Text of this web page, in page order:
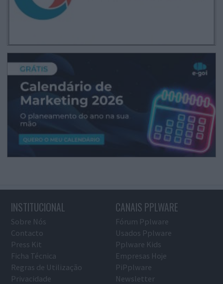
INSTITUCIONAL
Sobre Nós
Contacto
Press Kit
Ficha Técnica
Regras de Utilização
Privacidade
CANAIS PPLWARE
Fórum Pplware
Usados Pplware
Pplware Kids
Empresas Hoje
PiPplware
Newsletter